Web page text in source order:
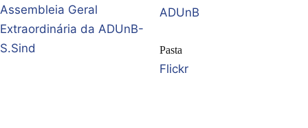
Assembleia Geral
Extraordinária da ADUnB-
S.Sind
ADUnB
Pasta
Flickr